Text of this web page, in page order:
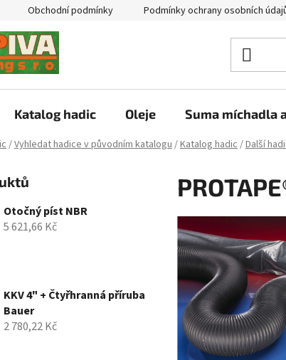
Obchodní podmínky Podmínky ochrany osobních
Katalog hadic Oleje Suma míchadla
/Vyhledat hadice v původním katalogu/Katalog hadic/Další
Otočný píst NBR
5 621,66 Kč
KKV 4" + Čtyřhranná příruba
Bauer
2 780,22 Kč